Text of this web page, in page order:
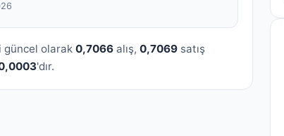
güncel olarak 0,7066 alış, 0,7069 satış
'dır.